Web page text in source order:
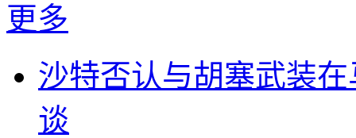
更多
沙特否认与胡塞武装
谈